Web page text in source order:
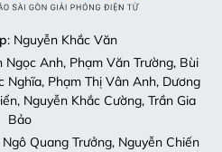
: Nguyễn Khắc Văn
Anh, Phạm Văn Trường, Bùi
Nghĩa, Phạm Thị Vân Anh, Dương
Nguyễn Khắc Cường, Trần Gia
Bảo
Quang Trưởng, Nguyễn Chiến